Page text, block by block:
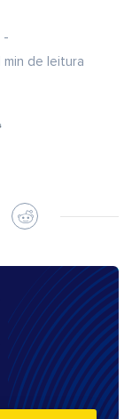
min de leitura